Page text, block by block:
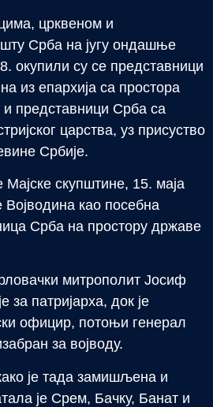
црквеном и
Срба на југу ондашње
окупили су се представници
из епархија са простора
и представници Срба са
царства, уз присуство
Србије.
скупштине, 15. маја
Војводина као посебна
Срба на простору државе
митрополит Јосиф
за патријарха, док је
официр, потоњи генерал
за војводу.
је тада замишљена и
је Срем, Бачку, Банат и